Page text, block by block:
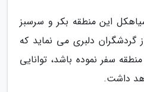
این منطقه بکر و سرسبز
گردشگران دلبری می نماید که
سفر نموده باشد، توانایی
داشت.